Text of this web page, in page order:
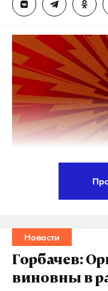
с управлением
на обочине
находившиеся в
некоторым
Новости
Горбачев:
виновны в